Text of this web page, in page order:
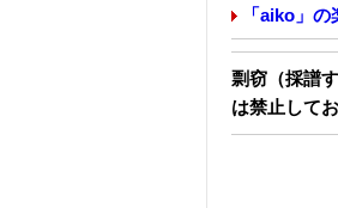
「aiko」
剽窃（採譜
は禁止して